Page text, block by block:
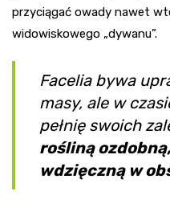
przyciągać owady nawet
widowiskowego „dywanu”.
Facelia bywa
masy, ale w
pełnię swoich
rośliną
wdzięczną w